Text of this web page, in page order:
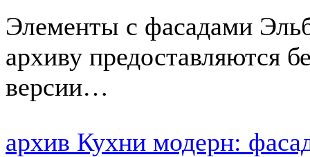
Элементы с фасадами
архиву предоставляются
версии…
архив Кухни модерн: